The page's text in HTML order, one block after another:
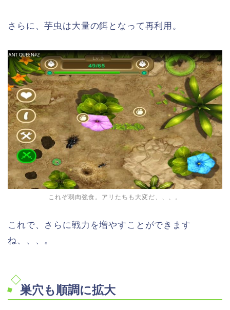
さらに、芋虫は大量の餌となって再利用。
これぞ弱肉強食。アリたちも大変だ、、、。
これで、さらに戦力を増やすことができます
ね、、、。
巣穴も順調に拡大